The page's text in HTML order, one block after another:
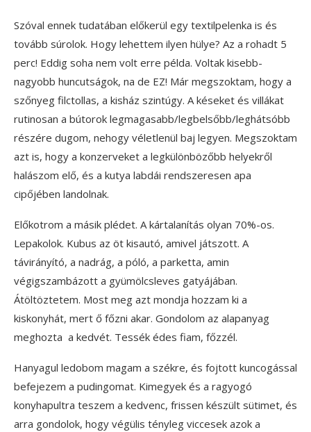
Szóval ennek tudatában előkerül egy textilpelenka is és
tovább súrolok. Hogy lehettem ilyen hülye? Az a rohadt 5
perc! Eddig soha nem volt erre példa. Voltak kisebb-
nagyobb huncutságok, na de EZ! Már megszoktam, hogy a
szőnyeg filctollas, a kisház szintúgy. A késeket és villákat
rutinosan a bútorok legmagasabb/legbelsőbb/leghátsóbb
részére dugom, nehogy véletlenül baj legyen. Megszoktam
azt is, hogy a konzerveket a legkülönbözőbb helyekről
halászom elő, és a kutya labdái rendszeresen apa
cipőjében landolnak.
Előkotrom a másik plédet. A kártalanítás olyan 70%-os.
Lepakolok. Kubus az öt kisautó, amivel játszott. A
távirányító, a nadrág, a póló, a parketta, amin
végigszambázott a gyümölcsleves gatyájában.
Átöltöztetem. Most meg azt mondja hozzam ki a
kiskonyhát, mert ő főzni akar. Gondolom az alapanyag
meghozta a kedvét. Tessék édes fiam, főzzél.
Hanyagul ledobom magam a székre, és fojtott kuncogással
befejezem a pudingomat. Kimegyek és a ragyogó
konyhapultra teszem a kedvenc, frissen készült sütimet, és
arra gondolok, hogy végülis tényleg viccesek azok a